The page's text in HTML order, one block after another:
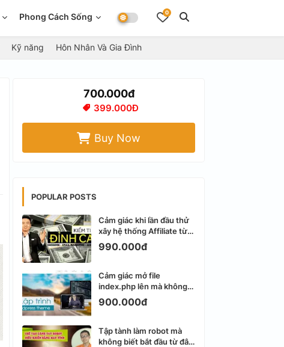
Phong Cách Sống 0
Kỹ năng Hôn Nhân Và Gia Đình
700.000đ
399.000Đ
Buy Now
POPULAR POSTS
Cảm giác khi lần đầu thử
xây hệ thống Affiliate từ
Facebook cá nhân
990.000đ
Cảm giác mở file
index.php lên mà không
biết viết gì tiếp theo
900.000đ
Tập tành làm robot mà
không biết bắt đầu từ đâu